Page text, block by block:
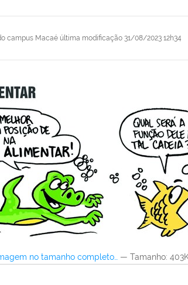
campus Macaé última modificação 31/08/2023 12h34
no tamanho completo… — Tamanho: